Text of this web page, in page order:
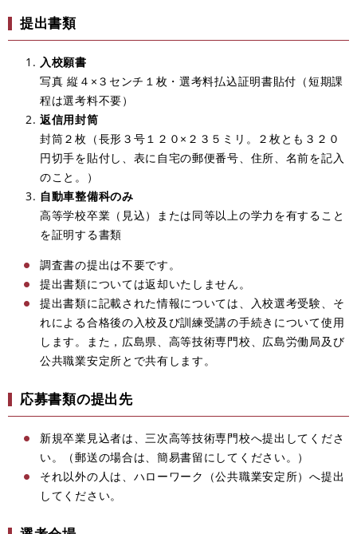
提出書類
入校願書
写真 縦４×３センチ１枚・選考料払込証明書貼付（短期課
程は選考料不要）
返信用封筒
封筒２枚（長形３号１２０×２３５ミリ。２枚とも３２０
円切手を貼付し、表に自宅の郵便番号、住所、名前を記入
のこと。）
自動車整備科のみ
高等学校卒業（見込）または同等以上の学力を有すること
を証明する書類
調査書の提出は不要です。
提出書類については返却いたしません。
提出書類に記載された情報については、入校選考受験、そ
れによる合格後の入校及び訓練受講の手続きについて使用
します。また，広島県、高等技術専門校、広島労働局及び
公共職業安定所とで共有します。
応募書類の提出先
新規卒業見込者は、三次高等技術専門校へ提出してくださ
い。（郵送の場合は、簡易書留にしてください。）
それ以外の人は、ハローワーク（公共職業安定所）へ提出
してください。